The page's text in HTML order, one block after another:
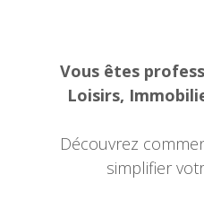
Vous êtes
Loisirs,
Découvrez
simplifier